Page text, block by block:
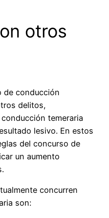
otros
de conducción
delitos,
temeraria
lesivo. En estos
del concurso de
un aumento
concurren
son: